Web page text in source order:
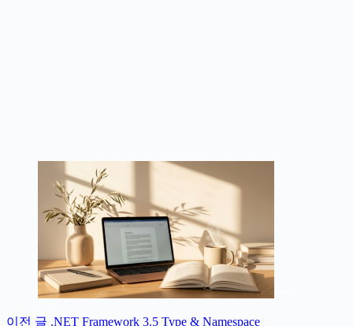
이전 글 .NET Framework 3.5 Type & Namespace